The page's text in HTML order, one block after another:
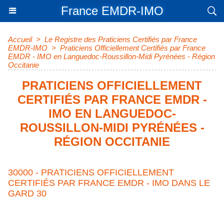
France EMDR-IMO
Accueil > Le Registre des Praticiens Certifiés par France
EMDR-IMO > Praticiens Officiellement Certifiés par France
EMDR - IMO en Languedoc-Roussillon-Midi Pyrénées - Région
Occitanie
PRATICIENS OFFICIELLEMENT
CERTIFIÉS PAR FRANCE EMDR -
IMO EN LANGUEDOC-
ROUSSILLON-MIDI PYRÉNÉES -
RÉGION OCCITANIE
30000 - PRATICIENS OFFICIELLEMENT
CERTIFIÉS PAR FRANCE EMDR - IMO DANS LE
GARD 30